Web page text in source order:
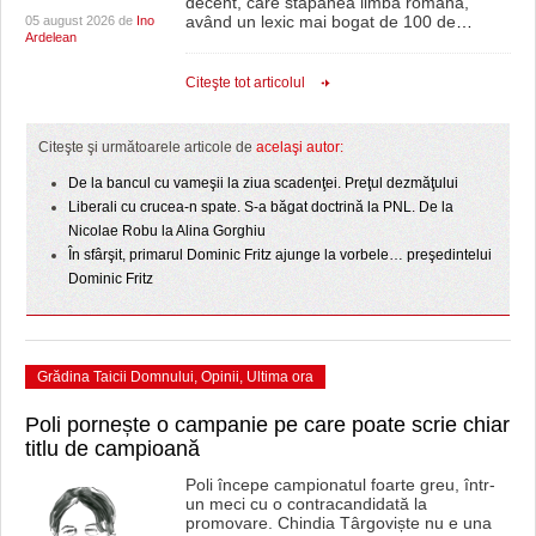
HARTA TIMIŞOAREI
LICEE, ŞCOLI ŞI GRĂDINIŢE DIN TIMIŞ
SFATUL MEDICULUI
SFATURI JURIDICE
05 august 2026 de Ino
Ardelean
având un lexic mai bogat de 100 de…
Citeşte tot articolul
Citeşte şi următoarele articole de acelaşi autor:
De la bancul cu vameşii la ziua scadenţei. Preţul dezmăţului
Liberali cu crucea-n spate. S-a băgat doctrină la PNL. De la
Nicolae Robu la Alina Gorghiu
În sfârşit, primarul Dominic Fritz ajunge la vorbele… preşedintelui
Dominic Fritz
Grădina Taicii Domnului, Opinii, Ultima ora
Poli pornește o campanie pe care poate scrie chiar
titlu de campioană
Poli începe campionatul foarte greu, într-
un meci cu o contracandidată la
promovare. Chindia Târgoviște nu e una